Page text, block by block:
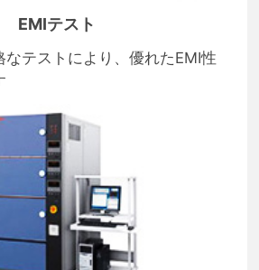
EMIテスト
テストにより、優れたEMI性